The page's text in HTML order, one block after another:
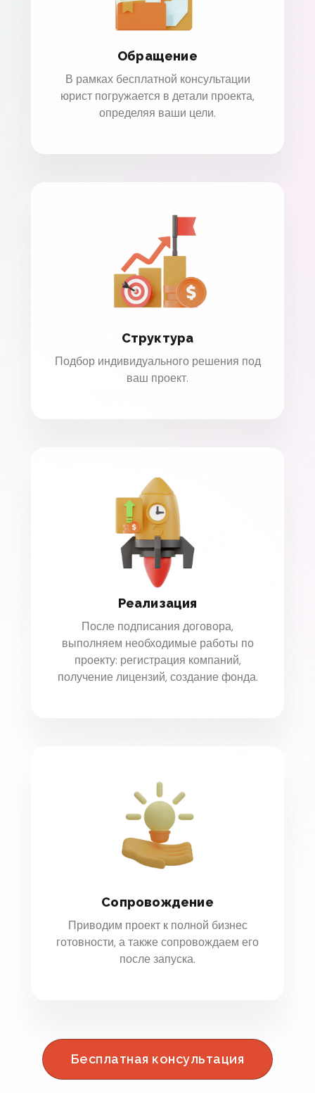
Обращение
В рамках бесплатной консультации
юрист погружается в детали проекта,
определяя ваши цели.
Структура
Подбор индивидуального решения под
ваш проект.
Реализация
После подписания договора,
выполняем необходимые работы по
проекту: регистрация компаний,
получение лицензий, создание фонда.
Сопровождение
Приводим проект к полной бизнес
готовности, а также сопровождаем его
после запуска.
Бесплатная консультация